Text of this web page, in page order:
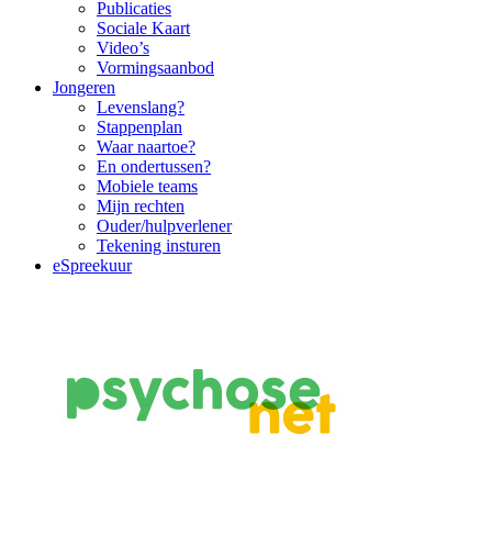
Publicaties
Sociale Kaart
Video’s
Vormingsaanbod
Jongeren
Levenslang?
Stappenplan
Waar naartoe?
En ondertussen?
Mobiele teams
Mijn rechten
Ouder/hulpverlener
Tekening insturen
eSpreekuur